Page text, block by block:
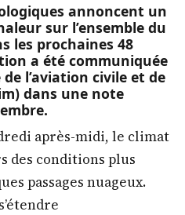
annoncent un
sur l’ensemble du
les prochaines 48
a été communiquée
l’aviation civile et de
dans une note
après-midi, le climat
des conditions plus
passages nuageux.